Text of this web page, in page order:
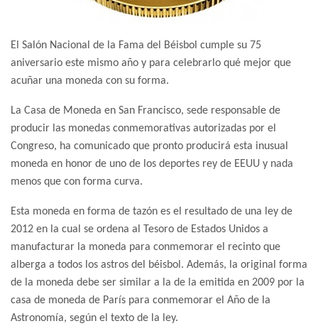
El Salón Nacional de la Fama del Béisbol cumple su 75
aniversario este mismo año y para celebrarlo qué mejor que
acuñar una moneda con su forma.
La Casa de Moneda en San Francisco, sede responsable de
producir las monedas conmemorativas autorizadas por el
Congreso, ha comunicado que pronto producirá esta inusual
moneda en honor de uno de los deportes rey de EEUU y nada
menos que con forma curva.
Esta moneda en forma de tazón es el resultado de una ley de
2012 en la cual se ordena al Tesoro de Estados Unidos a
manufacturar la moneda para conmemorar el recinto que
alberga a todos los astros del béisbol. Además, la original forma
de la moneda debe ser similar a la de la emitida en 2009 por la
casa de moneda de París para conmemorar el Año de la
Astronomía, según el texto de la ley.